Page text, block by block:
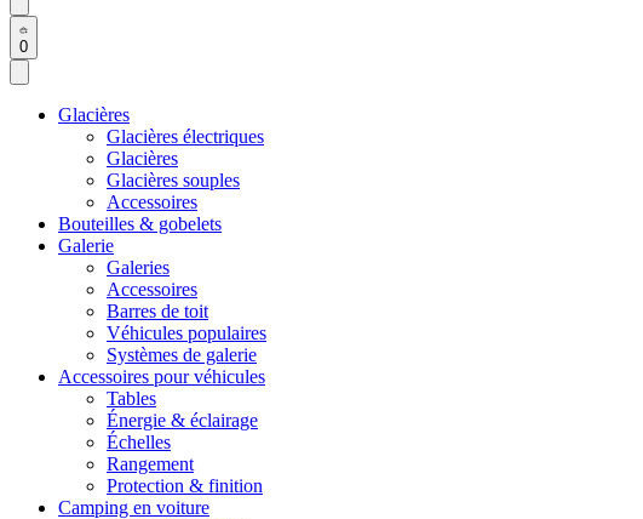
0
Glacières
Glacières électriques
Glacières
Glacières souples
Accessoires
Bouteilles & gobelets
Galerie
Galeries
Accessoires
Barres de toit
Véhicules populaires
Systèmes de galerie
Accessoires pour véhicules
Tables
Énergie & éclairage
Échelles
Rangement
Protection & finition
Camping en voiture